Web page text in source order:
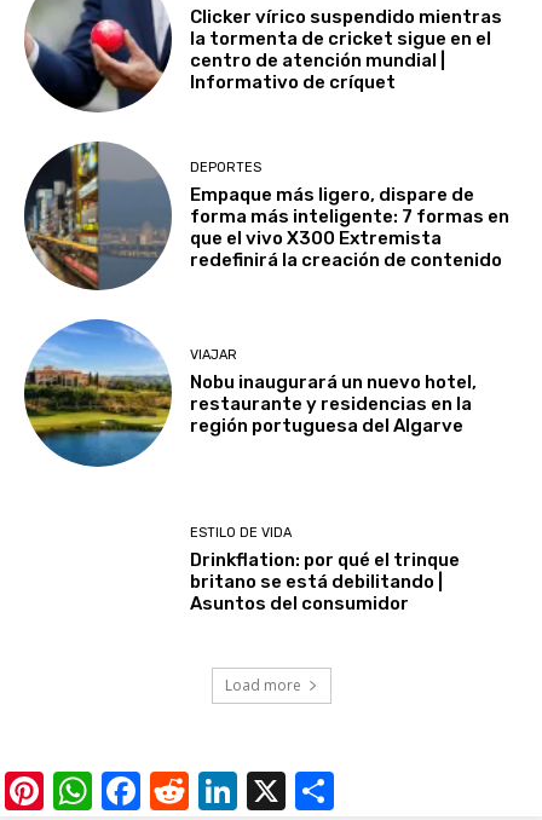
Clicker vírico suspendido mientras
la tormenta de cricket sigue en el
centro de atención mundial |
Informativo de críquet
DEPORTES
Empaque más ligero, dispare de
forma más inteligente: 7 formas en
que el vivo X300 Extremista
redefinirá la creación de contenido
VIAJAR
Nobu inaugurará un nuevo hotel,
restaurante y residencias en la
región portuguesa del Algarve
ESTILO DE VIDA
Drinkflation: por qué el trinque
britano se está debilitando |
Asuntos del consumidor
Load more
Pinterest
WhatsApp
Facebook
RedditLinkedIn
X